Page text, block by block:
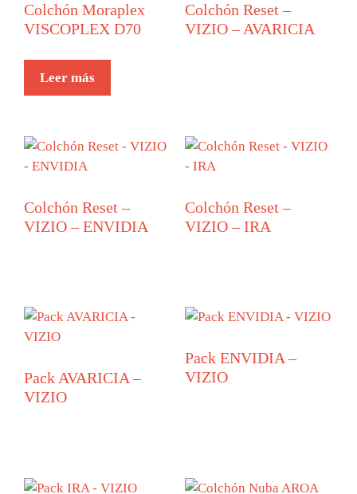
Colchón Moraplex
VISCOPLEX D70
Leer más
Colchón Reset –
VIZIO – AVARICIA
Colchón Reset –
VIZIO – ENVIDIA
Colchón Reset –
VIZIO – IRA
Pack AVARICIA –
VIZIO
Pack ENVIDIA –
VIZIO